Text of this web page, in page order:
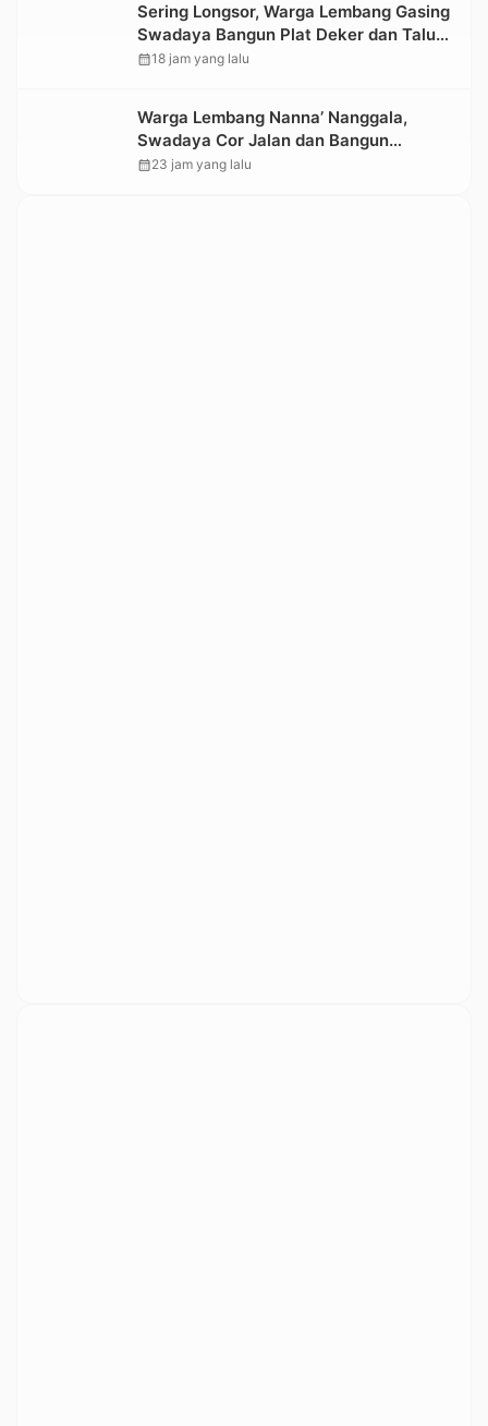
Sering Longsor, Warga Lembang Gasing
Swadaya Bangun Plat Deker dan Talut
Jalan Penghubung Antar Lembang
calendar_month18 jam yang lalu
Warga Lembang Nanna’ Nanggala,
Swadaya Cor Jalan dan Bangun
Jembatan
calendar_month23 jam yang lalu